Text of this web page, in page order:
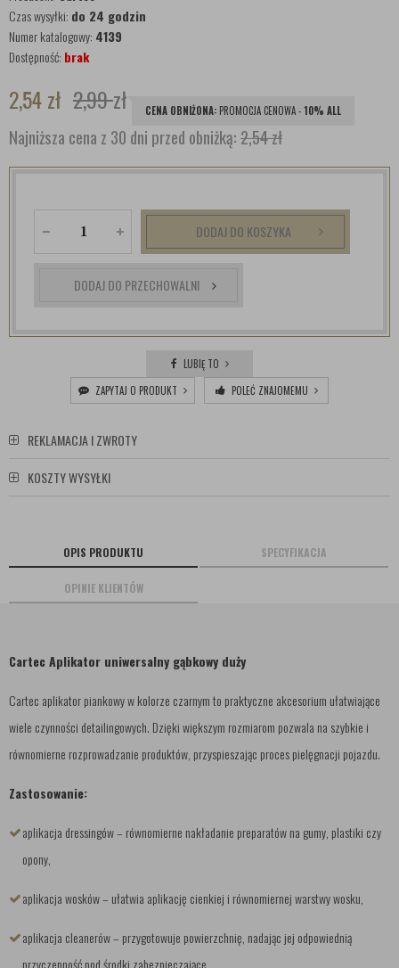
Czas wysyłki: do 24 godzin
Numer katalogowy: 4139
Dostępność: brak
2,54zł 2,99zł CENA OBNIŻONA: PROMOCJA CENOWA -10% ALL
Najniższa cena z 30 dni przed obniżką:2,54 zł
DODAJ DO KOSZYKA
DODAJ DO PRZECHOWALNI
LUBIĘ TO
ZAPYTAJ O PRODUKT
POLEĆ ZNAJOMEMU
REKLAMACJA I ZWROTY
KOSZTY WYSYŁKI
OPIS PRODUKTU SPECYFIKACJA
OPINIE KLIENTÓW
Cartec Aplikator uniwersalny gąbkowy duży
Cartec aplikator piankowy w kolorze czarnym to praktyczne akcesorium ułatwiające
wiele czynności detailingowych. Dzięki większym rozmiarom pozwala na szybkie i
równomierne rozprowadzanie produktów, przyspieszając proces pielęgnacji pojazdu.
Zastosowanie:
aplikacja dressingów – równomierne nakładanie preparatów na gumy, plastiki czy
opony,
aplikacja wosków – ułatwia aplikację cienkiej i równomiernej warstwy wosku,
aplikacja cleanerów – przygotowuje powierzchnię, nadając jej odpowiednią
przyczepność pod środki zabezpieczające.